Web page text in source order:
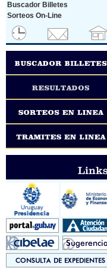
Buscador Billetes
Sorteos On-Line